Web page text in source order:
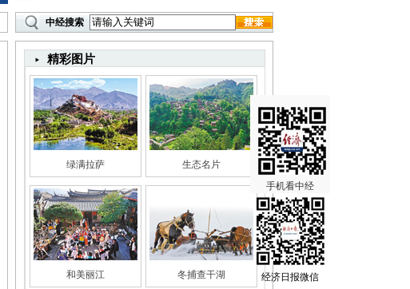
手机看中经
经济日报微信
中经搜索
精彩图片
绿满拉萨 生态名片
和美丽江 冬捕查干湖